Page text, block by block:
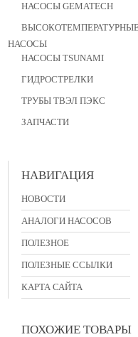
НАСОСЫ GEMATECH
НАСОСЫ
НАСОСЫ TSUNAMI
ГИДРОСТРЕЛКИ
ТРУБЫ ТВЭЛ ПЭКС
ЗАПЧАСТИ
НАВИГАЦИЯ
НОВОСТИ
АНАЛОГИ НАСОСОВ
ПОЛЕЗНОЕ
ПОЛЕЗНЫЕ ССЫЛКИ
КАРТА САЙТА
ПОХОЖИЕ ТОВАРЫ